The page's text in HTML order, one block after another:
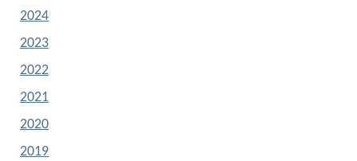
2024
2023
2022
2021
2020
2019